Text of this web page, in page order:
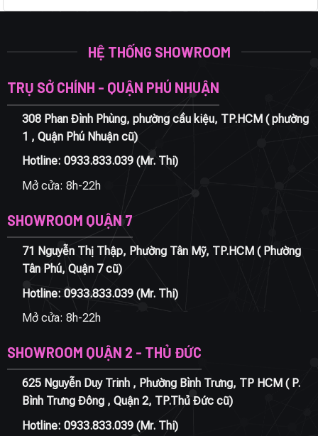
HỆ THỐNG SHOWROOM
TRỤ SỞ CHÍNH - QUẬN PHÚ NHUẬN
308 Phan Đình Phùng, phường cầu kiệu, TP.HCM ( phường
1 , Quận Phú Nhuận cũ)
Hotline: 0933.833.039(Mr. Thi)
Mở cửa: 8h-22h
SHOWROOM QUẬN 7
71 Nguyễn Thị Thập, Phường Tân Mỹ, TP.HCM ( Phường
Tân Phú, Quận 7 cũ)
Hotline: 0933.833.039(Mr. Thi)
Mở cửa: 8h-22h
SHOWROOM QUẬN 2 - THỦ ĐỨC
625 Nguyễn Duy Trinh , Phường Bình Trưng, TP HCM ( P.
Bình Trưng Đông , Quận 2, TP.Thủ Đức cũ)
Hotline: 0933.833.039(Mr. Thi)